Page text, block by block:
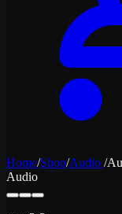
Home/Shop/Audio /
Audio